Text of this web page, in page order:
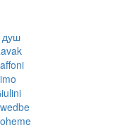
душ